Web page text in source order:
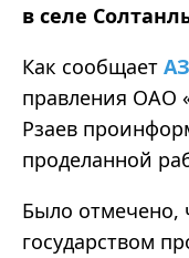
в селе
Как сообщает
правления ОАО
Рзаев
проделанной
Было отмечено,
государством